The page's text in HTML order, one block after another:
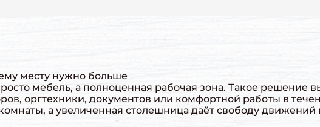
месту нужно больше
мебель, а полноценная рабочая зона. Такое решение
оргтехники, документов или комфортной работы в
а увеличенная столешница даёт свободу